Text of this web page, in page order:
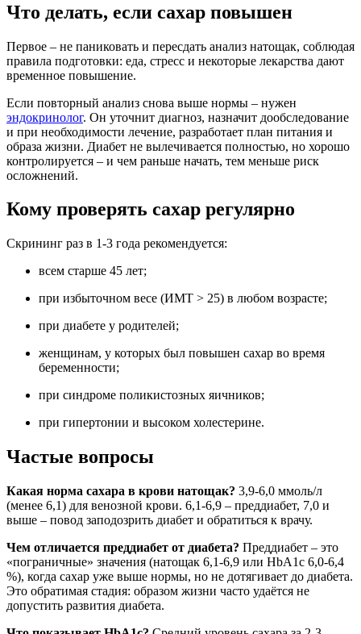
Что делать, если сахар повышен
Первое – не паниковать и пересдать анализ натощак, соблюдая
правила подготовки: еда, стресс и некоторые лекарства дают
временное повышение.
Если повторный анализ снова выше нормы – нужен
эндокринолог. Он уточнит диагноз, назначит дообследование
и при необходимости лечение, разработает план питания и
образа жизни. Диабет не вылечивается полностью, но хорошо
контролируется – и чем раньше начать, тем меньше риск
осложнений.
Кому проверять сахар регулярно
Скрининг раз в 1-3 года рекомендуется:
всем старше 45 лет;
при избыточном весе (ИМТ > 25) в любом возрасте;
при диабете у родителей;
женщинам, у которых был повышен сахар во время
беременности;
при синдроме поликистозных яичников;
при гипертонии и высоком холестерине.
Частые вопросы
Какая норма сахара в крови натощак? 3,9-6,0 ммоль/л
(менее 6,1) для венозной крови. 6,1-6,9 – преддиабет, 7,0 и
выше – повод заподозрить диабет и обратиться к врачу.
Чем отличается преддиабет от диабета? Преддиабет – это
«пограничные» значения (натощак 6,1-6,9 или HbA1c 6,0-6,4
%), когда сахар уже выше нормы, но не дотягивает до диабета.
Это обратимая стадия: образом жизни часто удаётся не
допустить развития диабета.